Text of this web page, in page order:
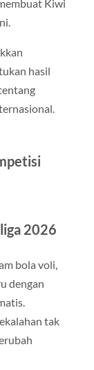
Kiwi
hasil
2026
bola voli,
dengan
tak